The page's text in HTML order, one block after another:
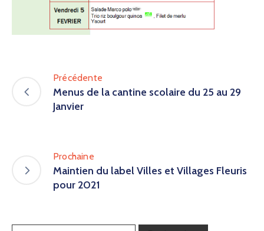
Précédente
Menus de la cantine scolaire du 25 au 29
Janvier
Prochaine
Maintien du label Villes et Villages Fleuris
pour 2021